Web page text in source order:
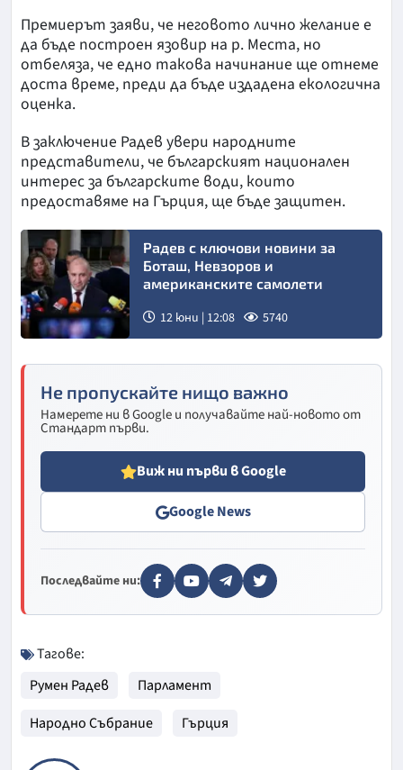
Премиерът заяви, че неговото лично желание е
да бъде построен язовир на р. Места, но
отбеляза, че едно такова начинание ще отнеме
доста време, преди да бъде издадена екологична
оценка.
В заключение Радев увери народните
представители, че българският национален
интерес за българските води, които
предоставяме на Гърция, ще бъде защитен.
Радев с ключови новини за
Боташ, Невзоров и
американските самолети
12 юни | 12:08 5740
Не пропускайте нищо важно
Намерете ни в Google и получавайте най-новото от
Стандарт първи.
Виж ни първи в Google
Google News
Последвайте ни:
Тагове:
Румен Радев
Парламент
Народно Събрание
Гърция